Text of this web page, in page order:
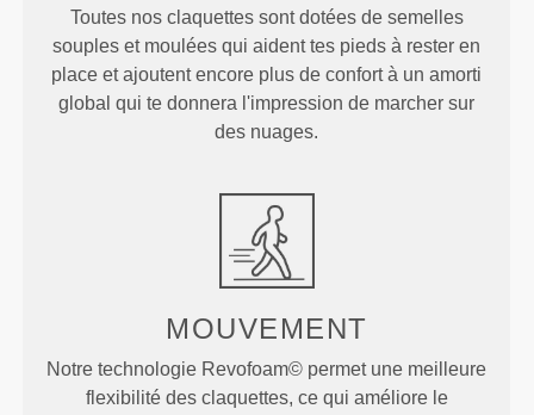
Toutes nos claquettes sont dotées de semelles
souples et moulées qui aident tes pieds à rester en
place et ajoutent encore plus de confort à un amorti
global qui te donnera l'impression de marcher sur
des nuages.
MOUVEMENT
Notre technologie Revofoam© permet une meilleure
flexibilité des claquettes, ce qui améliore le